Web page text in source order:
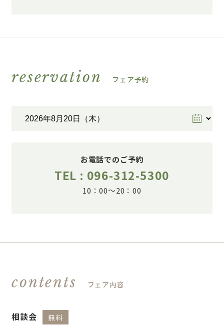
reservation フェア予約
お電話でのご予約
TEL : 096-312-5300
10：00～20：00
contents フェア内容
相談会 無料